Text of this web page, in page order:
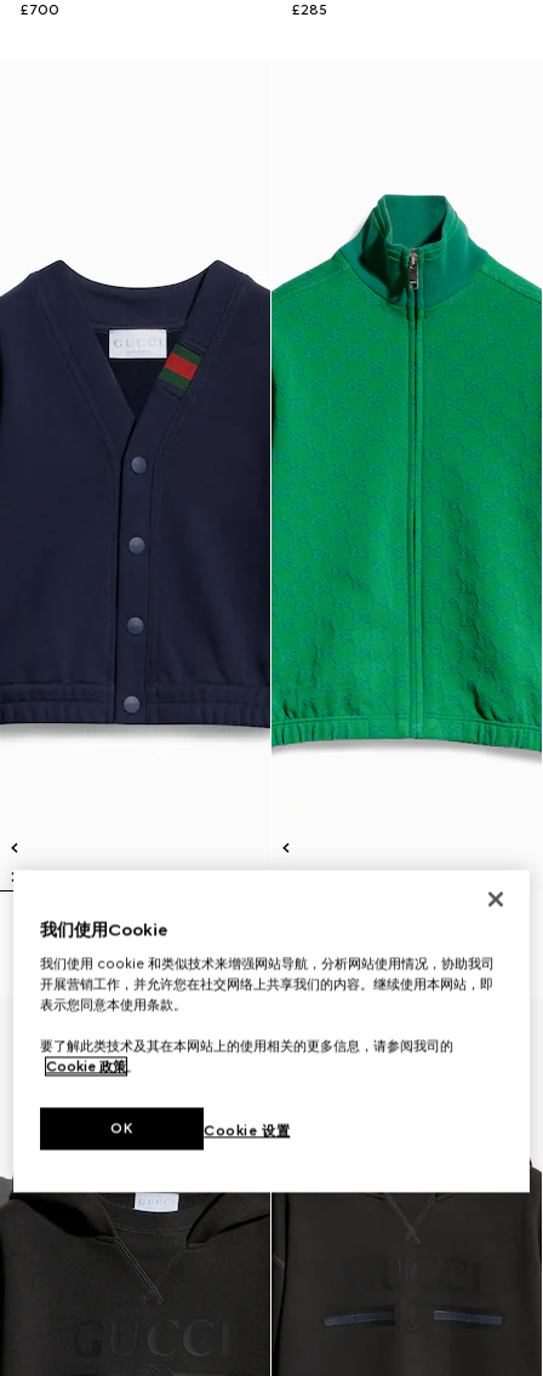
£700
£285
儿童棉质开衫
我们使用Cookie
我们使用 cookie 和类似技术来增强网站导航，分析网站使用情况，协助我司
开展营销工作，并允许您在社交网络上共享我们的内容。继续使用本网站，即
表示您同意本使用条款。
要了解此类技术及其在本网站上的使用相关的更多信息，请参阅我司的
Cookie 政策。
Cookie 设置
OK